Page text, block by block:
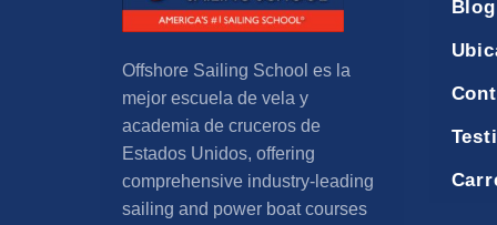
Offshore Sailing School es la
mejor escuela de vela y
academia de cruceros de
Estados Unidos, offering
comprehensive industry-leading
sailing and power boat courses
Blog